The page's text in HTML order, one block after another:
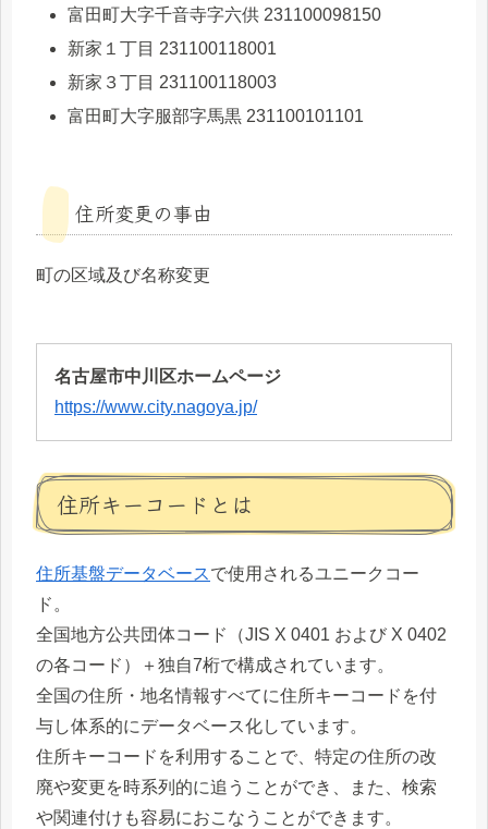
富田町大字千音寺字六供 231100098150
新家１丁目 231100118001
新家３丁目 231100118003
富田町大字服部字馬黒 231100101101
住所変更の事由
町の区域及び名称変更
名古屋市中川区ホームページ
https://www.city.nagoya.jp/
住所キーコードとは
住所基盤データベースで使用されるユニークコー
ド。
全国地方公共団体コード（JIS X 0401 および X 0402
の各コード）＋独自7桁で構成されています。
全国の住所・地名情報すべてに住所キーコードを付
与し体系的にデータベース化しています。
住所キーコードを利用することで、特定の住所の改
廃や変更を時系列的に追うことができ、また、検索
や関連付けも容易におこなうことができます。